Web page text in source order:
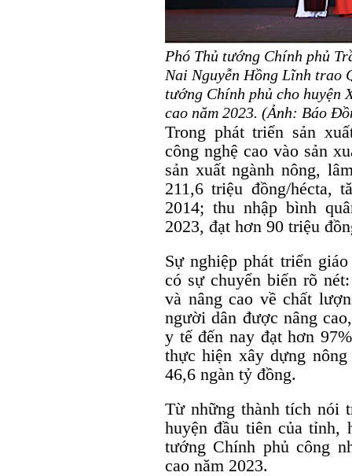
Phó Thủ tướng Chính phủ
Nai Nguyễn Hồng Lĩnh trao
tướng Chính phủ cho huyện
cao năm 2023. (Ảnh: Báo
Trong phát triển sản
công nghệ cao vào sản
sản xuất ngành nông,
211,6 triệu đồng/hécta,
2014; thu nhập bình
2023, đạt hơn 90 triệu
Sự nghiệp phát triển
có sự chuyển biến rõ
và nâng cao về chất
người dân được nâng
y tế đến nay đạt hơn
thực hiện xây dựng
46,6 ngàn tỷ đồng.
Từ những thành tích nói
huyện đầu tiên của tỉnh,
tướng Chính phủ công
cao năm 2023.